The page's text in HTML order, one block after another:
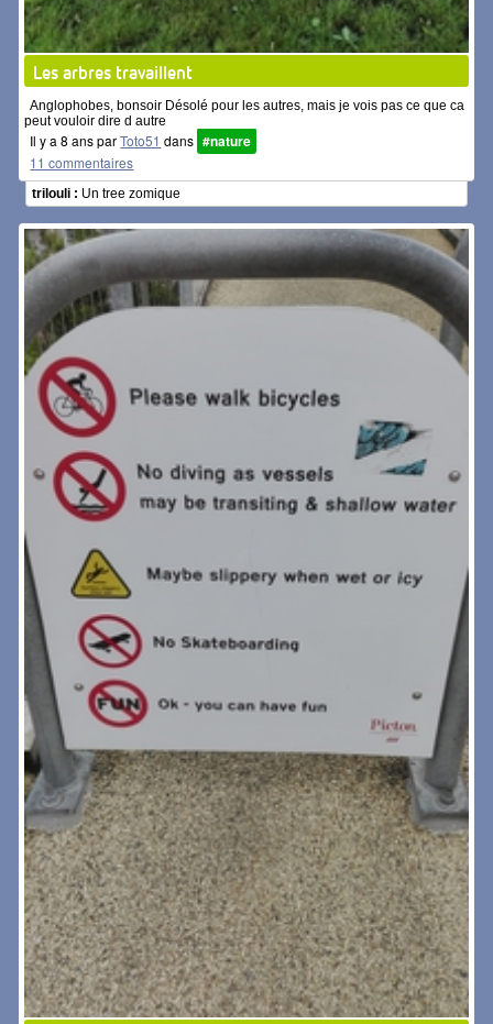
Les arbres travaillent
Anglophobes, bonsoir Désolé pour les autres, mais je vois pas ce que ca
peut vouloir dire d autre
Il y a 8 ans parToto51 dans #nature
11 commentaires
trilouli : Un tree zomique